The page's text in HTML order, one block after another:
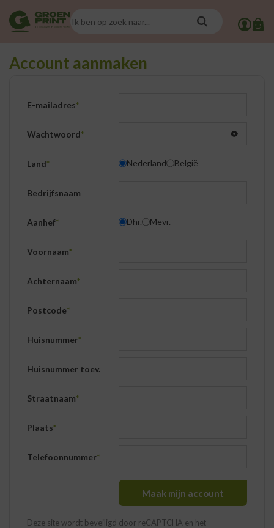
Account aanmaken
E-mailadres*
Wachtwoord*
Land* Nederland België
Bedrijfsnaam
Aanhef* Dhr. Mevr.
Voornaam*
Achternaam*
Postcode*
Huisnummer*
Huisnummer toev.
Straatnaam*
Plaats*
Telefoonnummer*
Maak mijn account
Deze site wordt beveiligd door reCAPTCHA en het